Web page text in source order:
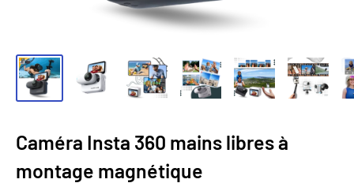
Caméra Insta 360 mains libres à
montage magnétique